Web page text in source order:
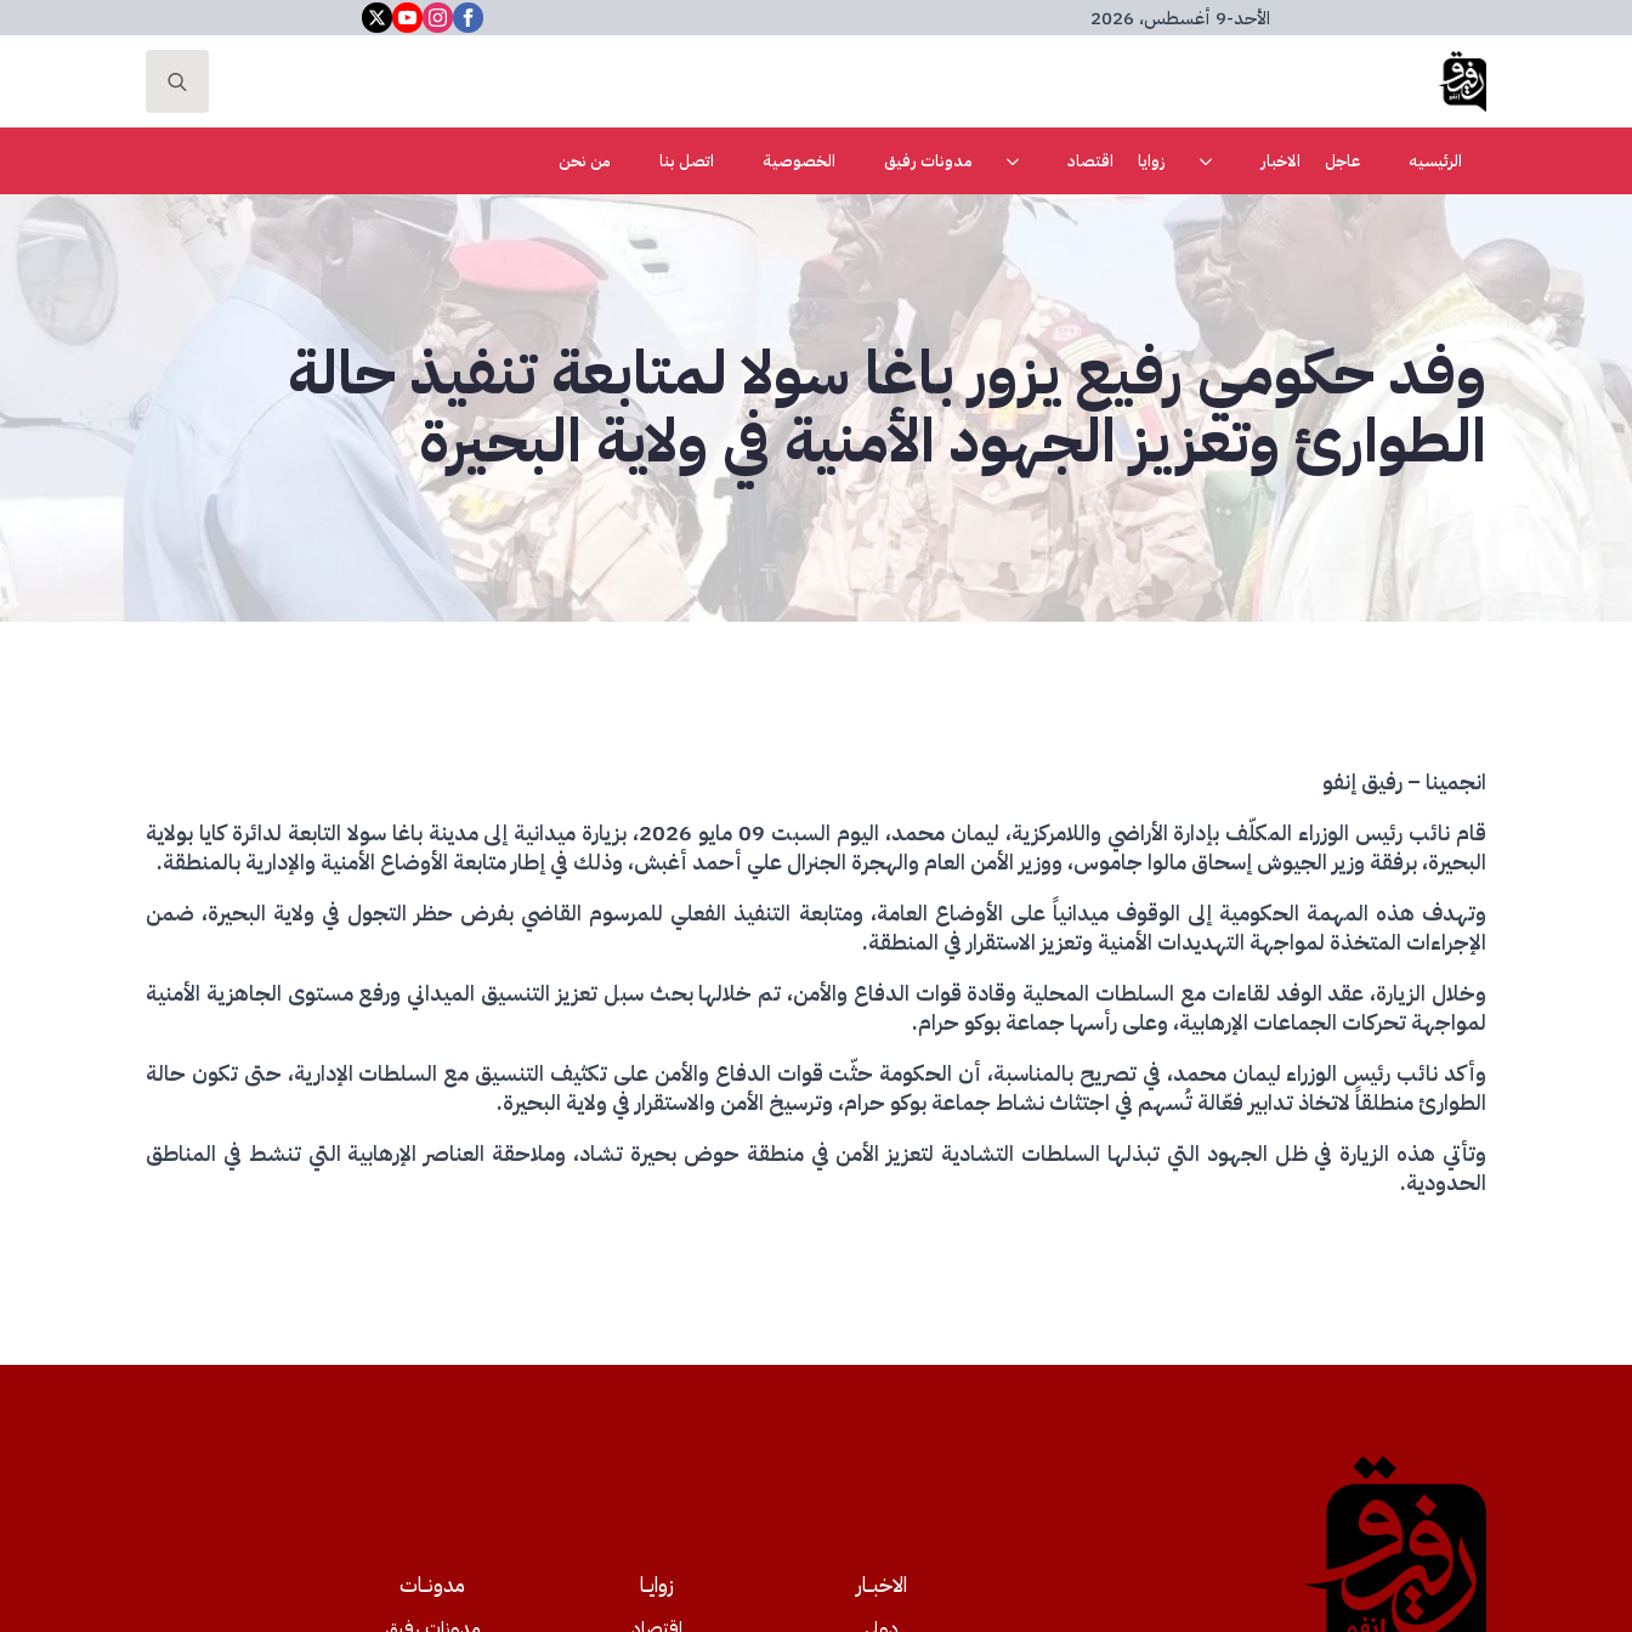
الأحد-9 أغسطس، 2026
Search
الرئيسيه عاجل الاخبار زوايا اقتصاد مدونات رفيق الخصوصية اتصل بنا من نحن
وفد حكومي رفيع يزور باغا سولا لمتابعة تنفيذ حالة
الطوارئ وتعزيز الجهود الأمنية في ولاية البحيرة
انجمينا – رفيق إنفو
قام نائب رئيس الوزراء المكلّف بإدارة الأراضي واللامركزية، ليمان محمد، اليوم السبت 09 مايو 2026، بزيارة ميدانية إلى مدينة باغا سولا التابعة لدائرة كايا بولاية
البحيرة، برفقة وزير الجيوش إسحاق مالوا جاموس، ووزير الأمن العام والهجرة الجنرال علي أحمد أغبش، وذلك في إطار متابعة الأوضاع الأمنية والإدارية بالمنطقة.
وتهدف هذه المهمة الحكومية إلى الوقوف ميدانياً على الأوضاع العامة، ومتابعة التنفيذ الفعلي للمرسوم القاضي بفرض حظر التجول في ولاية البحيرة، ضمن
الإجراءات المتخذة لمواجهة التهديدات الأمنية وتعزيز الاستقرار في المنطقة.
وخلال الزيارة، عقد الوفد لقاءات مع السلطات المحلية وقادة قوات الدفاع والأمن، تم خلالها بحث سبل تعزيز التنسيق الميداني ورفع مستوى الجاهزية الأمنية
لمواجهة تحركات الجماعات الإرهابية، وعلى رأسها جماعة بوكو حرام.
وأكد نائب رئيس الوزراء ليمان محمد، في تصريح بالمناسبة، أن الحكومة حثّت قوات الدفاع والأمن على تكثيف التنسيق مع السلطات الإدارية، حتى تكون حالة
الطوارئ منطلقاً لاتخاذ تدابير فعّالة تُسهم في اجتثاث نشاط جماعة بوكو حرام، وترسيخ الأمن والاستقرار في ولاية البحيرة.
وتأتي هذه الزيارة في ظل الجهود التي تبذلها السلطات التشادية لتعزيز الأمن في منطقة حوض بحيرة تشاد، وملاحقة العناصر الإرهابية التي تنشط في المناطق
الحدودية.
الاخبــار زوايــا مدونــات